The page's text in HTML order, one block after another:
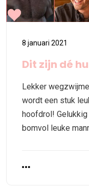
8 januari 2021
Dit zijn dé
Lekker
wordt een stuk
hoofdrol!
bomvol leuke